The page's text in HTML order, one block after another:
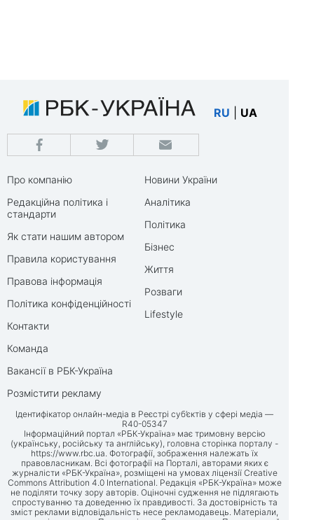
RU UA
Про компанію
Редакційна політика і
стандарти
Як стати нашим автором
Правила користування
Правова інформація
Політика конфіденційності
Контакти
Команда
Вакансії в РБК-Україна
Розмістити рекламу
Новини України
Аналітика
Політика
Бізнес
Життя
Розваги
Lifestyle
Ідентифікатор онлайн-медіа в Реєстрі суб’єктів у сфері медіа —
R40-05347
Інформаційний портал «РБК-Україна» має тримовну версію
(українську, російську та англійську), головна сторінка порталу -
https://www.rbc.ua. Фотографії, зображення належать їх
правовласникам. Всі фотографії на Порталі, авторами яких є
журналісти «РБК-Україна», розміщені на умовах ліцензії Creative
Commons Attribution 4.0 International. Редакція «РБК-Україна» може
не поділяти точку зору авторів. Оціночні судження не підлягають
спростуванню та доведенню їх правдивості. За достовірність та
зміст реклами відповідальність несе рекламодавець. Матеріали,